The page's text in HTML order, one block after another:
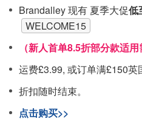
Brandalley 现有 夏季大促低
WELCOME15
（新人首单8.5折部分款适
运费£3.99, 或订单满£150英
折扣随时结束。
点击购买>>